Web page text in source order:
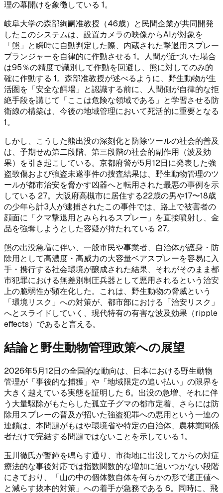
理の幕開けを象徴している 1。
岐阜大学の森部絢嗣准教授（46歳）と民間企業が共同開発
したこのシステムは、設置カメラの映像からAIが対象を
「熊」と瞬時に自動判定した際、内蔵された撃退用スプレー
プランジャーを自律的に作動させる 1。人間が近づいた場合
は95％の精度で識別して作動を回避し、熊に対してのみ的
確に作動する 1。森部准教授が述べるように、野生動物が生
活圏を「安全な餌場」と認識する前に、人間側が自律的な拒
絶手段を講じて「ここは危険な領域である」と学習させる防
衛線の構築は、今後の地域管理において死活的に重要となる
1。
しかし、こうした熊出没の深刻化と防除ツールの社会的普及
は、予期せぬ第二段階、第三段階の社会的副作用（波及効
果）を引き起こしている。京都府警が5月12日に発表した強
盗致傷および強盗未遂事件の捜査結果は、野生動物管理のツ
ールが都市治安を脅かす凶器へと転用された最悪の事例を示
している 27。大阪府高槻市に居住する22歳の男や17〜18歳
の少年ら計3人が逮捕されたこの事件では、路上で被害者の
顔面に「クマ撃退用とみられるスプレー」を直接噴射し、金
品を強奪しようとした容疑が持たれている 27。
熊の出没急増に伴い、一般市民や事業者、自治体が護身・防
除用として高濃度・高威力の大容量ベアスプレーを容易に入
手・携行する社会環境が醸成された結果、それがそのまま都
市犯罪における無差別制圧兵器として悪用されるという治安
上の脆弱性が顕在化した。これは、野生動物の脅威という
「環境リスク」への対策が、都市部における「治安リスク」
へとスライドしていく、現代特有の有害な波及効果（ripple
effects）であると言える。
結論と野生動物管理政策への展望
2026年5月12日の全国的な動向は、日本における野生動物
管理が「事後的な捕獲」や「地域限定の追い払い」の限界を
大きく越えている実態を証明した 6。出没の急増、それに伴
う大量駆除がもたらした孤立子グマの都市定着、さらには防
除用スプレーの普及が招いた強盗犯罪への悪用という一連の
連鎖は、本問題がもはや環境省や特定の自治体、農林業関係
者だけで完結する問題ではないことを示している 1。
玉川徹氏が警鐘を鳴らす通り、市街地に出没してからの対症
療法的な事後対応では指数関数的な増加に追いつかない段階
にきており、「山の中の個体数自体を何らかの形で適正値へ
と減らす抜本的対策」への着手が急務である 6。同時に、飛